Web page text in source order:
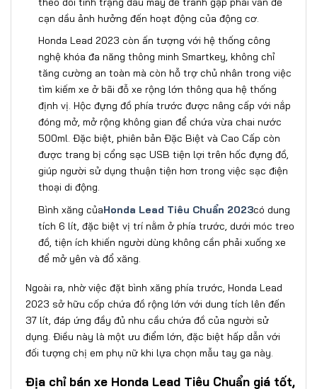
cạn dầu ảnh hưởng đến hoạt động của động cơ.
Honda Lead 2023 còn ấn tượng với hệ thống công
nghệ khóa đa năng thông minh Smartkey, không chỉ
tăng cường an toàn mà còn hỗ trợ chủ nhân trong việc
tìm kiếm xe ở bãi đỗ xe rộng lớn thông qua hệ thống
định vị. Hộc đựng đồ phía trước được nâng cấp với nắp
đóng mở, mở rộng không gian để chứa vừa chai nước
500ml. Đặc biệt, phiên bản Đặc Biệt và Cao Cấp còn
được trang bị cổng sạc USB tiện lợi trên hốc đựng đồ,
giúp người sử dụng thuận tiện hơn trong việc sạc điện
thoại di động.
Bình xăng củaHonda Lead Tiêu Chuẩn 2023có dung
tích 6 lít, đặc biệt vị trí nằm ở phía trước, dưới móc treo
đồ, tiện ích khiến người dùng không cần phải xuống xe
để mở yên và đổ xăng.
Ngoài ra, nhờ việc đặt bình xăng phía trước, Honda Lead
2023 sở hữu cốp chứa đồ rộng lớn với dung tích lên đến
37 lít, đáp ứng đầy đủ nhu cầu chứa đồ của người sử
dụng. Điều này là một ưu điểm lớn, đặc biệt hấp dẫn với
đối tượng chị em phụ nữ khi lựa chọn mẫu tay ga này.
Địa chỉ bán xe Honda Lead Tiêu Chuẩn giá tốt,